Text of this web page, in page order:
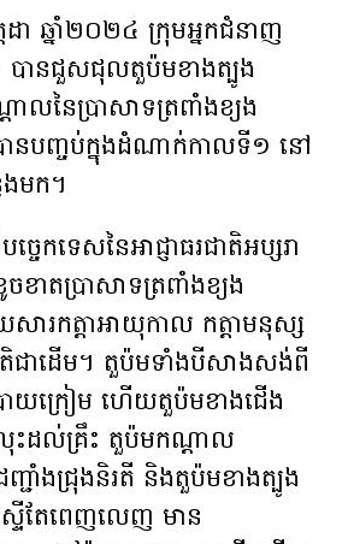
ា ឆ្នាំ២០២៤ ក្រុមអ្នកជំនាញ
ា បានជួសជុលតួប៉មខាងត្បូង
លនៃប្រាសាទត្រពាំងខ្យង
ានបញ្ចប់ក្នុងដំណាក់កាលទី១ នៅ
ងមក។
ចេកទេសនៃអាជ្ញាធរជាតិអប្សរា
ខាតប្រាសាទត្រពាំងខ្យង
ារកត្តាអាយុកាល កត្តាមនុស្ស
តិជាដើម។ តួប៉មទាំងបីសាងសង់ពី
ាយក្រៀម ហើយតួប៉មខាងជើង
ះដល់គ្រឹះ តួប៉មកណ្តាល
ងជ្រុងនិរតី និងតួប៉មខាងត្បូង
ទើតែពេញលេញ មាន